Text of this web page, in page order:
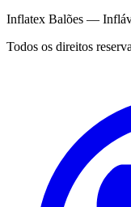
Inflatex Balões —
Todos os direitos